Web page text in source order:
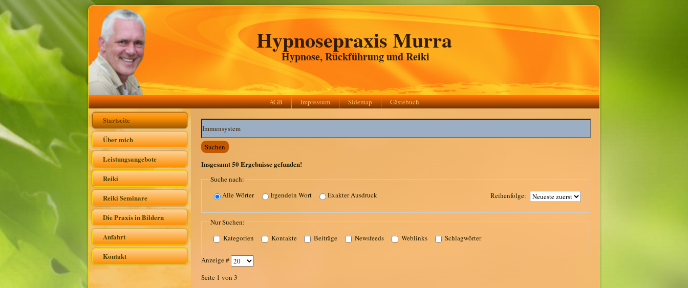
Hypnosepraxis Murra
Hypnose, Rückführung und Reiki
AGB Impressum Sidemap Gästebuch
Startseite
Über mich
Leistungsangebote
Reiki
Reiki Seminare
Die Praxis in Bildern
Anfahrt
Kontakt
Suchen
Insgesamt50Ergebnisse gefunden!
Suche nach:
Alle Wörter
Irgendein Wort Exakter Ausdruck Reihenfolge:
Nur Suchen:
Kategorien
Kontakte Beiträge Newsfeeds Weblinks Schlagwörter
Anzeige #
Seite 1 von 3